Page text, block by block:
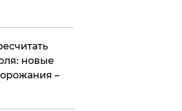
новые
–